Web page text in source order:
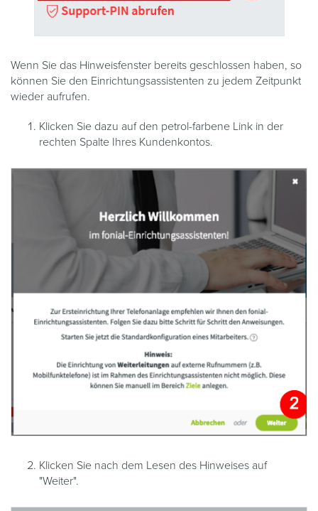
Wenn Sie das Hinweisfenster bereits geschlossen haben, so
können Sie den Einrichtungsassistenten zu jedem Zeitpunkt
wieder aufrufen.
Klicken Sie dazu auf den petrol-farbene Link in der
rechten Spalte Ihres Kundenkontos.
Klicken Sie nach dem Lesen des Hinweises auf
"Weiter".